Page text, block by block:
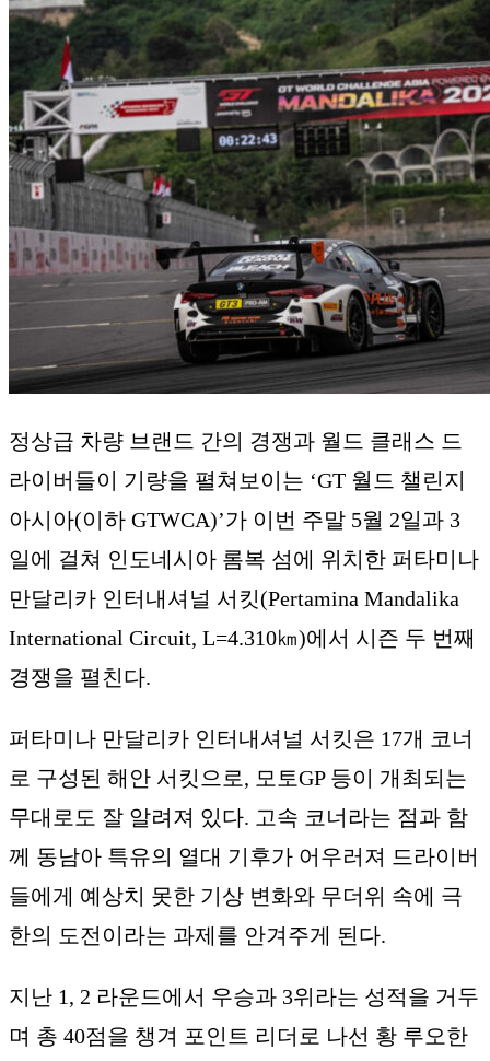
정상급 차량 브랜드 간의 경쟁과 월드 클래스 드
라이버들이 기량을 펼쳐보이는 ‘GT 월드 챌린지
아시아(이하 GTWCA)’가 이번 주말 5월 2일과 3
일에 걸쳐 인도네시아 롬복 섬에 위치한 퍼타미나
만달리카 인터내셔널 서킷(Pertamina Mandalika
International Circuit, L=4.310㎞)에서 시즌 두 번째
경쟁을 펼친다.
퍼타미나 만달리카 인터내셔널 서킷은 17개 코너
로 구성된 해안 서킷으로, 모토GP 등이 개최되는
무대로도 잘 알려져 있다. 고속 코너라는 점과 함
께 동남아 특유의 열대 기후가 어우러져 드라이버
들에게 예상치 못한 기상 변화와 무더위 속에 극
한의 도전이라는 과제를 안겨주게 된다.
지난 1, 2 라운드에서 우승과 3위라는 성적을 거두
며 총 40점을 챙겨 포인트 리더로 나선 황 루오한